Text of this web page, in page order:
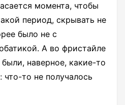
момента, чтобы
период, скрывать не
было не с
А во фристайле
наверное, какие-то
то не получалось